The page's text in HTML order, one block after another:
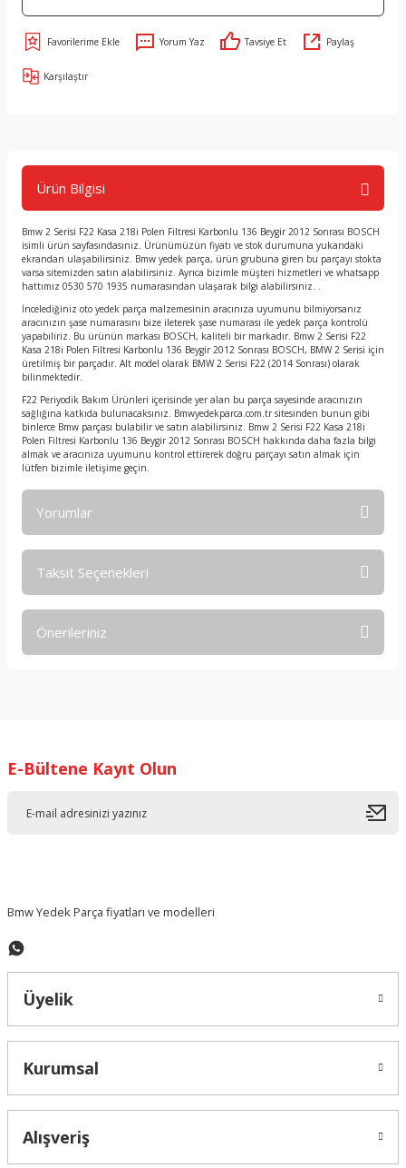
Yorum Yaz Tavsiye Et Paylaş
Karşılaştır
Ürün Bilgisi
Bmw 2 Serisi F22 Kasa 218i Polen Filtresi Karbonlu 136 Beygir 2012 Sonrası BOSCH
isimli ürün sayfasındasınız. Ürünümüzün fiyatı ve stok durumuna yukarıdaki
ekrandan ulaşabilirsiniz. Bmw yedek parça, ürün grubuna giren bu parçayı stokta
varsa sitemizden satın alabilirsiniz. Ayrıca bizimle müşteri hizmetleri ve whatsapp
hattımız 0530 570 1935 numarasından ulaşarak bilgi alabilirsiniz. .
İncelediğiniz oto yedek parça malzemesinin aracınıza uyumunu bilmiyorsanız
aracınızın şase numarasını bize ileterek şase numarası ile yedek parça kontrolü
yapabiliriz. Bu ürünün markası BOSCH, kaliteli bir markadır. Bmw 2 Serisi F22
Kasa 218i Polen Filtresi Karbonlu 136 Beygir 2012 Sonrası BOSCH, BMW 2 Serisi için
üretilmiş bir parçadır. Alt model olarak BMW 2 Serisi F22 (2014 Sonrası) olarak
bilinmektedir.
F22 Periyodik Bakım Ürünleri içerisinde yer alan bu parça sayesinde aracınızın
sağlığına katkıda bulunacaksınız. Bmwyedekparca.com.tr sitesinden bunun gibi
binlerce Bmw parçası bulabilir ve satın alabilirsiniz. Bmw 2 Serisi F22 Kasa 218i
Polen Filtresi Karbonlu 136 Beygir 2012 Sonrası BOSCH hakkında daha fazla bilgi
almak ve aracınıza uyumunu kontrol ettirerek doğru parçayı satın almak için
lütfen bizimle iletişime geçin.
Yorumlar
Taksit Seçenekleri
Önerileriniz
Ürün resmi kalitesiz, bozuk veya görüntülenemiyor.
E-Bültene Kayıt Olun
Bmw Yedek Parça fiyatları ve modelleri
Üyelik
Kurumsal
Alışveriş